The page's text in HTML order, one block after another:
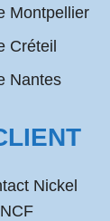
Montpellier
Créteil
Nantes
Nickel